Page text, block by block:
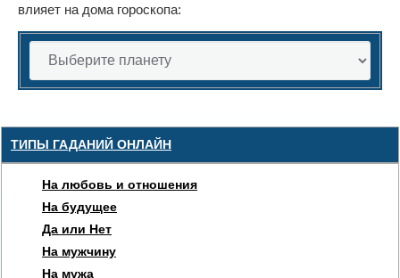
влияет на дома гороскопа:
ТИПЫ ГАДАНИЙ ОНЛАЙН
На любовь и отношения
На будущее
Да или Нет
На мужчину
На мужа